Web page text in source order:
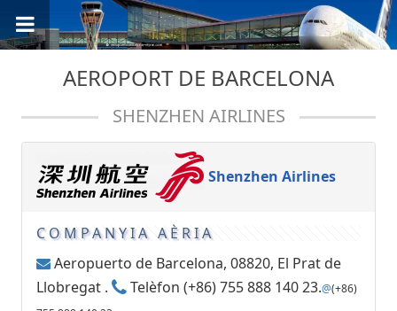
AEROPORT DE BARCELONA
SHENZHEN AIRLINES
Shenzhen Airlines
COMPANYIA AÈRIA
Aeropuerto de Barcelona, 08820, El Prat de
Llobregat .
Telèfon (+86) 755 888 140 23.@(+86)